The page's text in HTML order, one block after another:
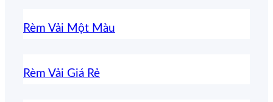
Rèm Vải Một Màu
Rèm Vải Giá Rẻ